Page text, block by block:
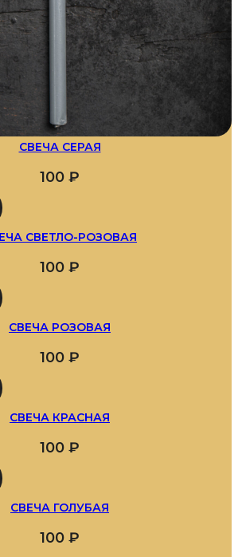
СВЕЧА СЕРАЯ
100 ₽
СВЕТЛО-РОЗОВАЯ
100 ₽
СВЕЧА РОЗОВАЯ
100 ₽
СВЕЧА КРАСНАЯ
100 ₽
СВЕЧА ГОЛУБАЯ
100 ₽